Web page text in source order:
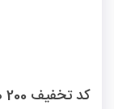
کد تخفیف 200 هزار تومانی اولین رزرو جاجیگا